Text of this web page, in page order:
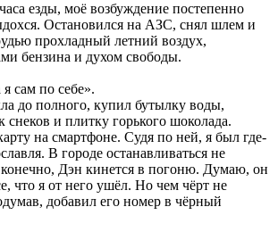
езды, моё возбуждение постепенно
Остановился на АЗС, снял шлем и
прохладный летний воздух,
бензина и духом свободы.
сам по себе».
до полного, купил бутылку воды,
снеков и плитку горького шоколада.
на смартфоне. Судя по ней, я был где-
В городе останавливаться не
конечно, Дэн кинется в погоню. Думаю, он
что я от него ушёл. Но чем чёрт не
добавил его номер в чёрный